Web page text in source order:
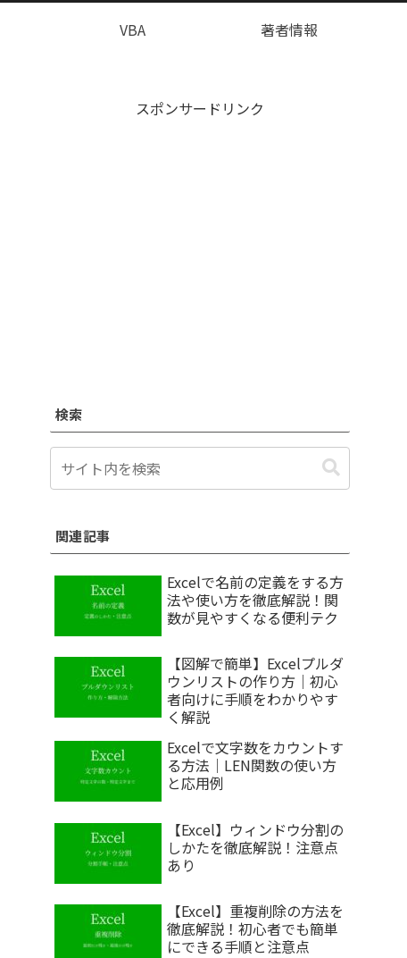
VBA 著者情報
スポンサードリンク
検索
関連記事
Excelで名前の定義をする方
法や使い方を徹底解説！関
数が見やすくなる便利テク
【図解で簡単】Excelプルダ
ウンリストの作り方｜初心
者向けに手順をわかりやす
く解説
Excelで文字数をカウントす
る方法｜LEN関数の使い方
と応用例
【Excel】ウィンドウ分割の
しかたを徹底解説！注意点
あり
【Excel】重複削除の方法を
徹底解説！初心者でも簡単
にできる手順と注意点